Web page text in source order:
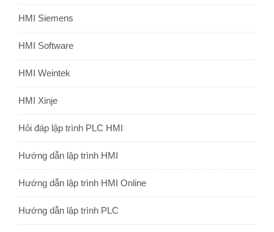
HMI Siemens
HMI Software
HMI Weintek
HMI Xinje
Hỏi đáp lập trình PLC HMI
Hướng dẫn lập trình HMI
Hướng dẫn lập trình HMI Online
Hướng dẫn lập trình PLC